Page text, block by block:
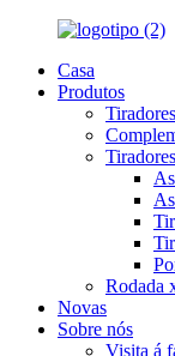
Casa
Produtos
Rodada
Novas
Sobre nós
Visita á